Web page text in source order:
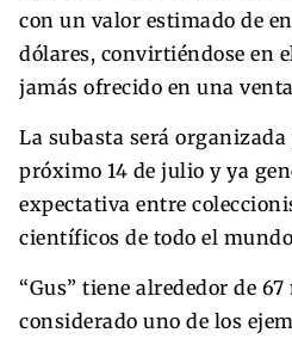
con un valor estimado de
dólares, convirtiéndose en
jamás ofrecido en una
La subasta será organizada
próximo 14 de julio y ya
expectativa entre
científicos de todo el
“Gus” tiene alrededor de
considerado uno de los